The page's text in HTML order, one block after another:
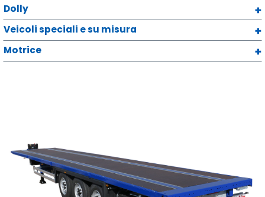
Dolly
Veicoli speciali e su misura
Motrice